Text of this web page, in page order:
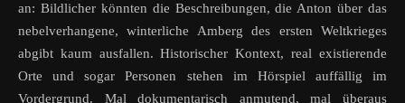
an: Bildlicher könnten die Beschreibungen, die Anton über das
nebelverhangene, winterliche Amberg des ersten Weltkrieges
abgibt kaum ausfallen. Historischer Kontext, real existierende
Orte und sogar Personen stehen im Hörspiel auffällig im
Vordergrund. Mal dokumentarisch anmutend, mal überaus